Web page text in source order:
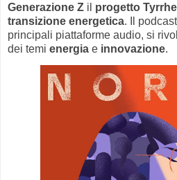
Generazione Z il progetto
transizione energetica. Il
principali piattaforme audio, si
dei temi energia e innovazione.